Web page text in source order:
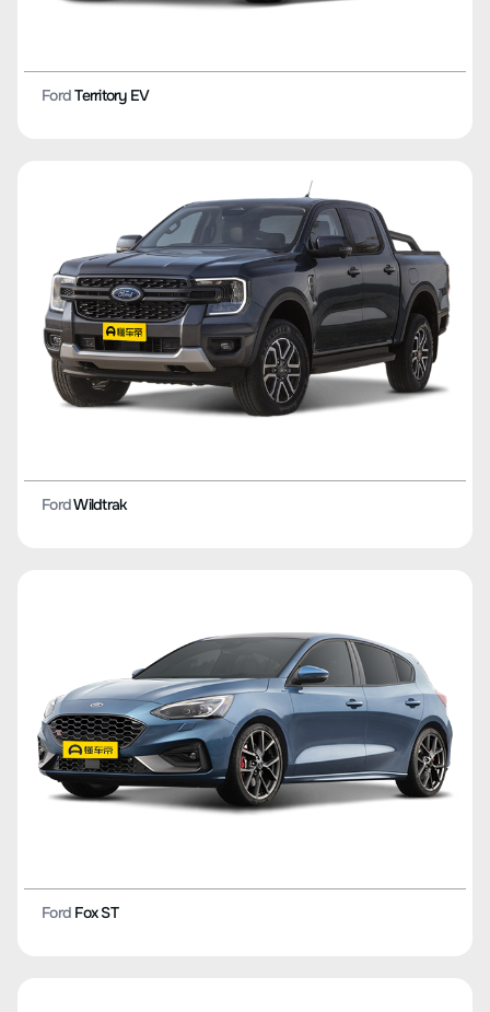
FordTerritory EV
FordWildtrak
Ford Fox ST